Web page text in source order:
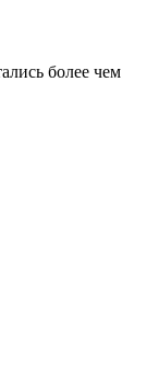
более чем